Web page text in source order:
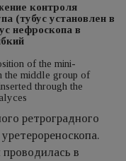
контроля
(тубус установлен в
нефроскопа в
of the mini-
the middle group of
through the
ретроградного
в